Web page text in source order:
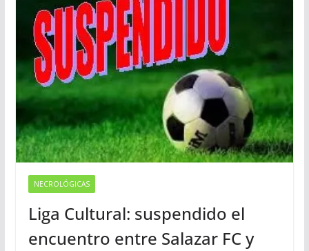
NECROLÓGICAS
Liga Cultural: suspendido el
encuentro entre Salazar FC y